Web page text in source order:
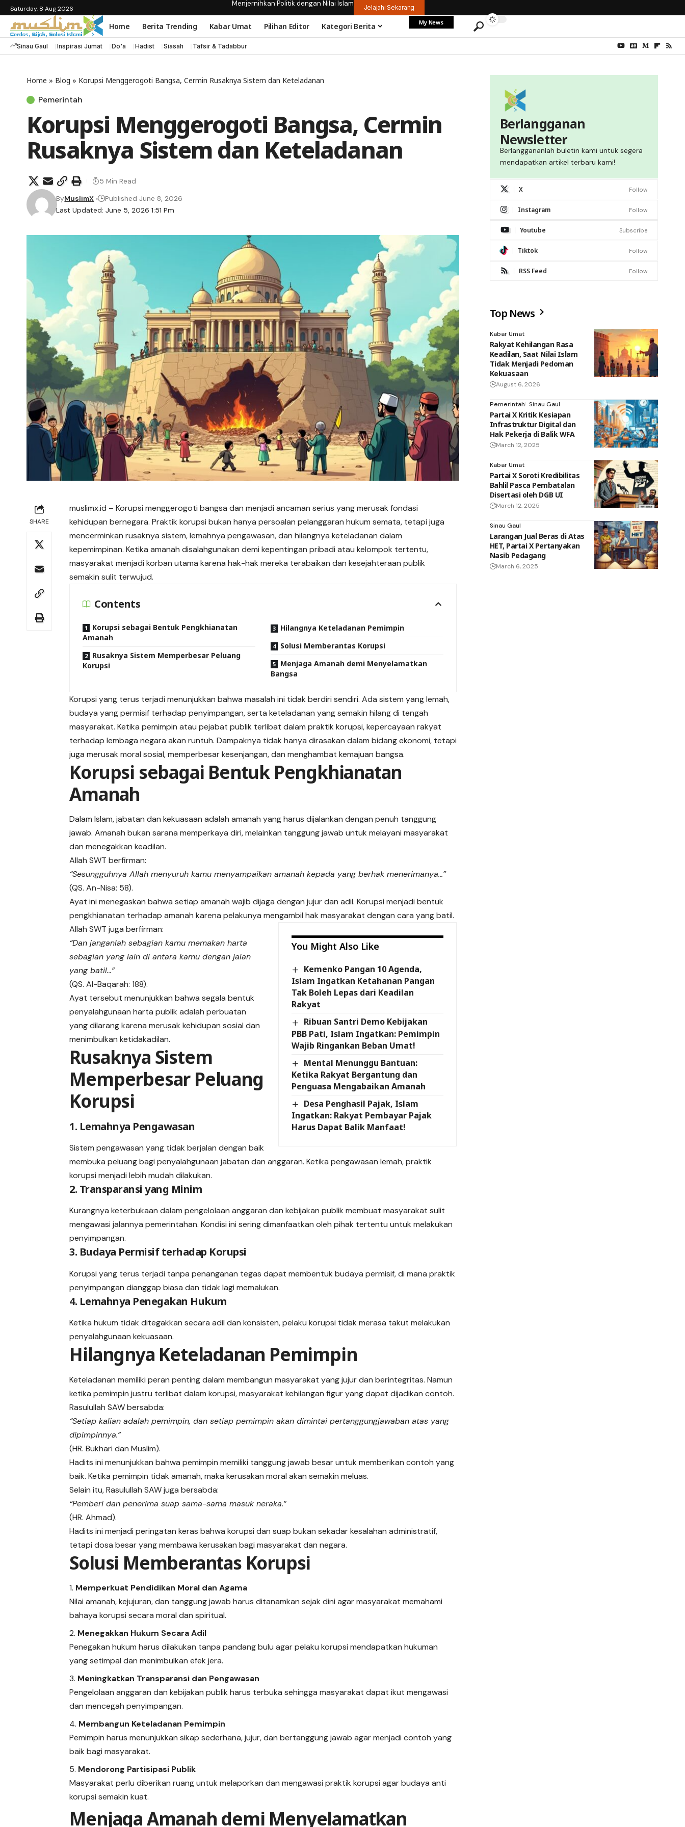
Saturday, 8 Aug 2026
Menjernihkan Politik dengan Nilai Islam Jelajahi Sekarang
Home Berita Trending Kabar Umat Pilihan Editor Kategori Berita My News
Sinau Gaul Inspirasi Jumat Do'a Hadist Siasah Tafsir & Tadabbur
Home » Blog » Korupsi Menggerogoti Bangsa, Cermin Rusaknya Sistem dan Keteladanan
Pemerintah
Korupsi Menggerogoti Bangsa, Cermin
Rusaknya Sistem dan Keteladanan
Last Updated: June 5, 2026 1:51 Pm
ByMuslimX Published June 8, 2026
5 Min Read
SHARE
muslimx.id – Korupsi menggerogoti bangsa dan menjadiancamanserius yang merusak fondasi
kehidupan bernegara. Praktik korupsi bukan hanya persoalan pelanggaran hukum semata, tetapi juga
mencerminkan rusaknya sistem, lemahnya pengawasan, dan hilangnya keteladanan dalam
kepemimpinan. Ketika amanah disalahgunakan demi kepentingan pribadi atau kelompok tertentu,
masyarakat menjadi korban utama karena hak-hak mereka terabaikan dan kesejahteraan publik
semakin sulit terwujud.
Contents
Korupsi sebagai Bentuk Pengkhianatan
Amanah
Rusaknya Sistem Memperbesar Peluang
Korupsi
Hilangnya Keteladanan Pemimpin
Solusi Memberantas Korupsi
Menjaga Amanah demi Menyelamatkan
Bangsa
Korupsi yang terus terjadi menunjukkan bahwa masalah ini tidak berdiri sendiri. Ada sistem yang lemah,
budaya yang permisif terhadap penyimpangan, serta keteladanan yang semakin hilang di tengah
masyarakat. Ketika pemimpin atau pejabat publik terlibat dalam praktik korupsi, kepercayaan rakyat
terhadap lembaga negara akan runtuh. Dampaknya tidak hanya dirasakan dalam bidang ekonomi, tetapi
juga merusak moral sosial, memperbesar kesenjangan, dan menghambat kemajuan bangsa.
Korupsi sebagai Bentuk Pengkhianatan
Amanah
Dalam Islam, jabatan dan kekuasaan adalah amanah yang harus dijalankan dengan penuh tanggung
jawab. Amanah bukan sarana memperkaya diri, melainkan tanggung jawab untuk melayani masyarakat
dan menegakkan keadilan.
Allah SWT berfirman:
“Sesungguhnya Allah menyuruh kamu menyampaikan amanah kepada yang berhak menerimanya…”
(QS. An-Nisa: 58).
Ayat ini menegaskan bahwa setiap amanah wajib dijaga dengan jujur dan adil. Korupsi menjadi bentuk
pengkhianatan terhadap amanah karena pelakunya mengambil hak masyarakat dengan cara yang batil.
You Might Also Like
Kemenko Pangan 10 Agenda,
Islam Ingatkan Ketahanan Pangan
Tak Boleh Lepas dari Keadilan
Rakyat
Ribuan Santri Demo Kebijakan
PBB Pati, Islam Ingatkan: Pemimpin
Wajib Ringankan Beban Umat!
Mental Menunggu Bantuan:
Ketika Rakyat Bergantung dan
Penguasa Mengabaikan Amanah
Desa Penghasil Pajak, Islam
Ingatkan: Rakyat Pembayar Pajak
Harus Dapat Balik Manfaat!
Allah SWT juga berfirman:
“Dan janganlah sebagian kamu memakan harta
sebagian yang lain di antara kamu dengan jalan
yang batil…”
(QS. Al-Baqarah: 188).
Ayat tersebut menunjukkan bahwa segala bentuk
penyalahgunaan harta publik adalah perbuatan
yang dilarang karena merusak kehidupan sosial dan
menimbulkan ketidakadilan.
Rusaknya Sistem
Memperbesar Peluang
Korupsi
1. Lemahnya Pengawasan
Sistem pengawasan yang tidak berjalan dengan baik
membuka peluang bagi penyalahgunaan jabatan dan anggaran. Ketika pengawasan lemah, praktik
korupsi menjadi lebih mudah dilakukan.
2. Transparansi yang Minim
Kurangnya keterbukaan dalam pengelolaan anggaran dan kebijakan publik membuat masyarakat sulit
mengawasi jalannya pemerintahan. Kondisi ini sering dimanfaatkan oleh pihak tertentu untuk melakukan
penyimpangan.
3. Budaya Permisif terhadap Korupsi
Korupsi yang terus terjadi tanpa penanganan tegas dapat membentuk budaya permisif, di mana praktik
penyimpangan dianggap biasa dan tidak lagi memalukan.
4. Lemahnya Penegakan Hukum
Ketika hukum tidak ditegakkan secara adil dan konsisten, pelaku korupsi tidak merasa takut melakukan
penyalahgunaan kekuasaan.
Hilangnya Keteladanan Pemimpin
Keteladanan memiliki peran penting dalam membangun masyarakat yang jujur dan berintegritas. Namun
ketika pemimpin justru terlibat dalam korupsi, masyarakat kehilangan figur yang dapat dijadikan contoh.
Rasulullah SAW bersabda:
“Setiap kalian adalah pemimpin, dan setiap pemimpin akan dimintai pertanggungjawaban atas yang
dipimpinnya.”
(HR. Bukhari dan Muslim).
Hadits ini menunjukkan bahwa pemimpin memiliki tanggung jawab besar untuk memberikan contoh yang
baik. Ketika pemimpin tidak amanah, maka kerusakan moral akan semakin meluas.
Selain itu, Rasulullah SAW juga bersabda:
“Pemberi dan penerima suap sama-sama masuk neraka.”
(HR. Ahmad).
Hadits ini menjadi peringatan keras bahwa korupsi dan suap bukan sekadar kesalahan administratif,
tetapi dosa besar yang membawa kerusakan bagi masyarakat dan negara.
Solusi Memberantas Korupsi
Memperkuat Pendidikan Moral dan Agama
Nilai amanah, kejujuran, dan tanggung jawab harus ditanamkan sejak dini agar masyarakat memahami
bahaya korupsi secara moral dan spiritual.
Menegakkan Hukum Secara Adil
Penegakan hukum harus dilakukan tanpa pandang bulu agar pelaku korupsi mendapatkan hukuman
yang setimpal dan menimbulkan efek jera.
Meningkatkan Transparansi dan Pengawasan
Pengelolaan anggaran dan kebijakan publik harus terbuka sehingga masyarakat dapat ikut mengawasi
dan mencegah penyimpangan.
Membangun Keteladanan Pemimpin
Pemimpin harus menunjukkan sikap sederhana, jujur, dan bertanggung jawab agar menjadi contoh yang
baik bagi masyarakat.
Mendorong Partisipasi Publik
Masyarakat perlu diberikan ruang untuk melaporkan dan mengawasi praktik korupsi agar budaya anti
korupsi semakin kuat.
Menjaga Amanah demi Menyelamatkan
Berlangganan
Newsletter
Berlanggananlah buletin kami untuk segera
mendapatkan artikel terbaru kami!
X Follow
Instagram Follow
Youtube Subscribe
Tiktok Follow
RSS Feed Follow
Top News
Kabar Umat
Rakyat Kehilangan Rasa
Keadilan, Saat Nilai Islam
Tidak Menjadi Pedoman
Kekuasaan
August 6, 2026
Pemerintah Sinau Gaul
Partai X Kritik Kesiapan
Infrastruktur Digital dan
Hak Pekerja di Balik WFA
March 12, 2025
Kabar Umat
Partai X Soroti Kredibilitas
Bahlil Pasca Pembatalan
Disertasi oleh DGB UI
March 12, 2025
Sinau Gaul
Larangan Jual Beras di Atas
HET, Partai X Pertanyakan
Nasib Pedagang
March 6, 2025